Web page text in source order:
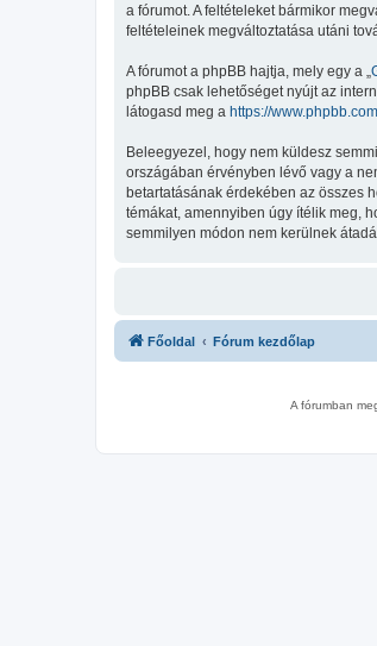
a fórumot. A feltételeket bármikor
feltételeinek megváltoztatása utáni
A fórumot a phpBB hajtja, mely egy a „
phpBB csak lehetőséget nyújt az
látogasd meg a https://
Beleegyezel, hogy nem küldesz
országában érvényben lévő vagy a
betartatásának érdekében az összes
témákat, amennyiben úgy ítélik meg,
semmilyen módon nem kerülnek
Főoldal Fórum kezdőlap
A fórumban